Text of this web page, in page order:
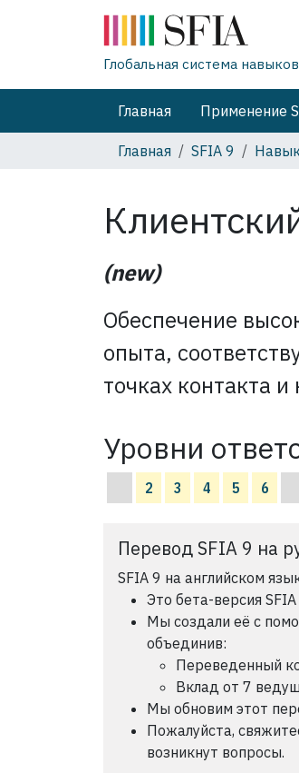
Глобальная система
Главная Применение
Главная
SFIA 9
(new)
Обеспечение
опыта,
точках контакта и
Уровни
2 3 4 5 6
Перевод SFIA 9 на
SFIA 9 на английском
Это бета-версия
Мы создали её с
объединив:
Переведенный
Вклад от 7
Мы обновим этот
Пожалуйста,
возникнут вопросы.